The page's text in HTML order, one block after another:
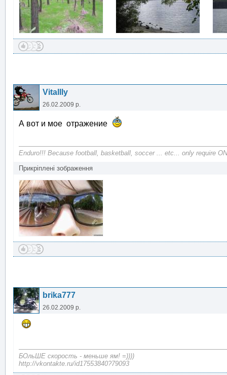
Vitallly
26.02.2009 р.
А вот и мое отражение
Enduro!!! Because football, basketball, soccer ... etc... only require
Прикріплені зображення
brika777
26.02.2009 р.
БОльШЕ скорость - меньше ям! =))))
http://vkontakte.ru/id17553840?79093